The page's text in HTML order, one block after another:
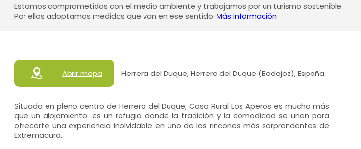
Estamos comprometidos con el medio ambiente y trabajamos por un turismo sostenible.
Por ellos adoptamos medidas que van en ese sentido. Más información
Abrir mapa Herrera del Duque, Herrera del Duque (Badajoz), España
Situada en pleno centro de Herrera del Duque, Casa Rural Los Aperos es mucho más
que un alojamiento: es un refugio donde la tradición y la comodidad se unen para
ofrecerte una experiencia inolvidable en uno de los rincones más sorprendentes de
Extremadura.